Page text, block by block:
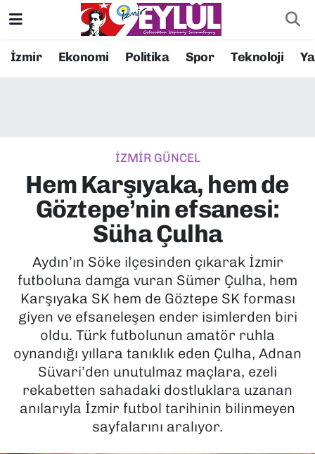
İzmir Ekonomi Politika Spor Teknoloji
İZMİR GÜNCEL
Hem Karşıyaka, hem de
Göztepe’nin efsanesi:
Süha Çulha
Aydın’ın Söke ilçesinden çıkarak İzmir
futboluna damga vuran Sümer Çulha, hem
Karşıyaka SK hem de Göztepe SK forması
giyen ve efsaneleşen ender isimlerden biri
oldu. Türk futbolunun amatör ruhla
oynandığı yıllara tanıklık eden Çulha, Adnan
Süvari’den unutulmaz maçlara, ezeli
rekabetten sahadaki dostluklara uzanan
anılarıyla İzmir futbol tarihinin bilinmeyen
sayfalarını aralıyor.
Resmi İlanlar
EKONOMİ
KÜLTÜR SANAT
MAGAZİN
POLİTİKA
SAĞLIK
SPOR
TEKNOLOJİ
Konak Nöbetçi Eczaneler
Süper Lig Puan Durumu ve Fikstür
Tüm Manşetler
Son Dakika Haberleri
Haber Arşivi